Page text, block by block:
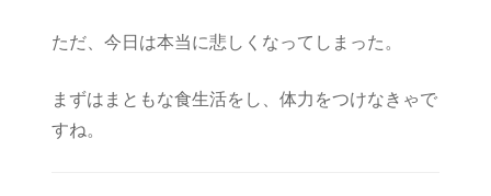
ただ、今日は本当に悲しくなってしまった。
まずはまともな食生活をし、体力をつけなきゃで
すね。